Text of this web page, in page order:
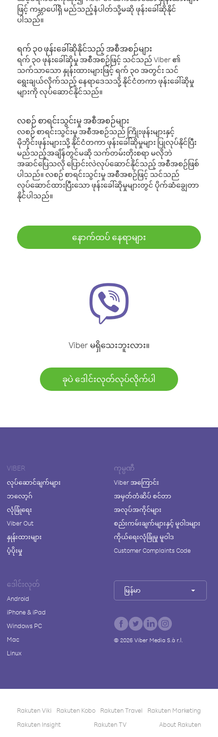
ဖြင့် ကမ္ဘာပေါ်ရှိ မည်သည့်နံပါတ်သို့မဆို ဖုန်းခေါ်ဆိုနိုင်
ပါသည်။
ရက် ၃၀ ဖုန်းခေါ်ဆိုနိုင်သည့် အစီအစဉ်များ
ရက် ၃၀ ဖုန်းခေါ်ဆိုမှု အစီအစဉ်ဖြင့် သင်သည် Viber ၏
သက်သာသော နှုန်းထားများဖြင့် ရက် ၃၀ အတွင်း သင်
ရွေးချယ်လိုက်သည့် နေရာဒေသသို့ နိုင်ငံတကာ ဖုန်းခေါ်ဆိုမှု
များကို လုပ်ဆောင်နိုင်သည်။
လစဉ် စာရင်းသွင်းမှု အစီအစဉ်များ
လစဉ် စာရင်းသွင်းမှု အစီအစဉ်သည် ကြိုးဖုန်းများနှင့်
မိုဘိုင်းဖုန်းများသို့ နိုင်ငံတကာ ဖုန်းခေါ်ဆိုမှုများ ပြုလုပ်နိုင်ပြီး
မည်သည့်အချိန်တွင်မဆို သက်တမ်းတိုးစရာ မလိုဘဲ
အဆင်ပြေသလို ပြောင်းလဲလုပ်ဆောင်နိုင်သည့် အစီအစဉ်ဖြစ်
ပါသည်။ လစဉ် စာရင်းသွင်းမှု အစီအစဉ်ဖြင့် သင်သည်
လုပ်ဆောင်ထားပြီးသော ဖုန်းခေါ်ဆိုမှုများတွင် ပိုက်ဆံချွေတာ
နိုင်ပါသည်။
နောက်ထပ် နေရာများ
Viber မရှိသေးဘူးလား။
ခုပဲ ဒေါင်းလုတ်လုပ်လိုက်ပါ
VIBER
လုပ်ဆောင်ချက်များ
ဘလော့ဂ်
လုံခြုံရေး
Viber Out
နှုန်းထားများ
ပံ့ပိုးမှု
ကုမ္ပဏီ
Viber အကြောင်း
အမှတ်တံဆိပ် စင်တာ
အလုပ်အကိုင်များ
စည်းကမ်းချက်များနှင့် မူဝါဒများ
ကိုယ်ရေးလုံခြုံမှု မူဝါဒ
Customer Complaints Code
ဒေါင်းလုတ်
Android
iPhone & iPad
Windows PC
Mac
Linux
မြန်မာ
© 2026Viber Media S.à r.l.
Rakuten Viki Rakuten Kobo Rakuten Travel
Rakuten Marketing
Rakuten Insight
Rakuten TV About Rakuten